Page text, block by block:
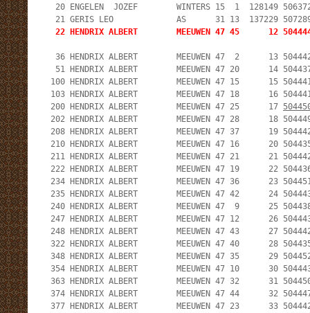
20 ENGELEN  JOZEF        WINTERS 15  1
22 HENDRIX ALBERT        MEEUWEN 47 45      12
36 HENDRIX ALBERT        MEEUWEN 47  2
51 HENDRIX ALBERT        MEEUWEN 47 20
100 HENDRIX ALBERT        MEEUWEN 47 15
103 HENDRIX ALBERT        MEEUWEN 47 18
200 HENDRIX ALBERT        MEEUWEN 47 25      17
202 HENDRIX ALBERT        MEEUWEN 47 28
208 HENDRIX ALBERT        MEEUWEN 47 37
210 HENDRIX ALBERT        MEEUWEN 47 16
211 HENDRIX ALBERT        MEEUWEN 47 21
222 HENDRIX ALBERT        MEEUWEN 47 19
234 HENDRIX ALBERT        MEEUWEN 47 36
235 HENDRIX ALBERT        MEEUWEN 47 42
240 HENDRIX ALBERT        MEEUWEN 47  9
247 HENDRIX ALBERT        MEEUWEN 47 12
248 HENDRIX ALBERT        MEEUWEN 47 43
322 HENDRIX ALBERT        MEEUWEN 47 40
348 HENDRIX ALBERT        MEEUWEN 47 35
354 HENDRIX ALBERT        MEEUWEN 47 10
363 HENDRIX ALBERT        MEEUWEN 47 32
374 HENDRIX ALBERT        MEEUWEN 47 44
377 HENDRIX ALBERT        MEEUWEN 47 23